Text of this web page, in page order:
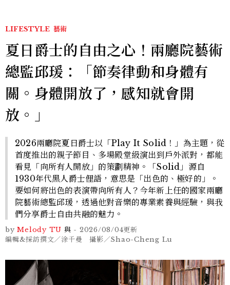
LIFESTYLE 藝術
夏日爵士的自由之心！兩廳院藝術
總監邱瑗：「節奏律動和身體有
關。身體開放了，感知就會開
放。」
2026兩廳院夏日爵士以「Play It Solid！」為主題，從
首度推出的親子節目、多場殿堂級演出到戶外派對，都能
看見「向所有人開放」的策劃精神。「Solid」源自
1930年代黑人爵士俚語，意思是「出色的、極好的」。
要如何將出色的表演帶向所有人？今年新上任的國家兩廳
院藝術總監邱瑗，透過他對音樂的專業素養與經驗，與我
們分享爵士自由共融的魅力。
by Melody TU 與 - 2026/08/04更新
編輯&採訪撰文／涂千曼 攝影／Shao-Cheng Lu